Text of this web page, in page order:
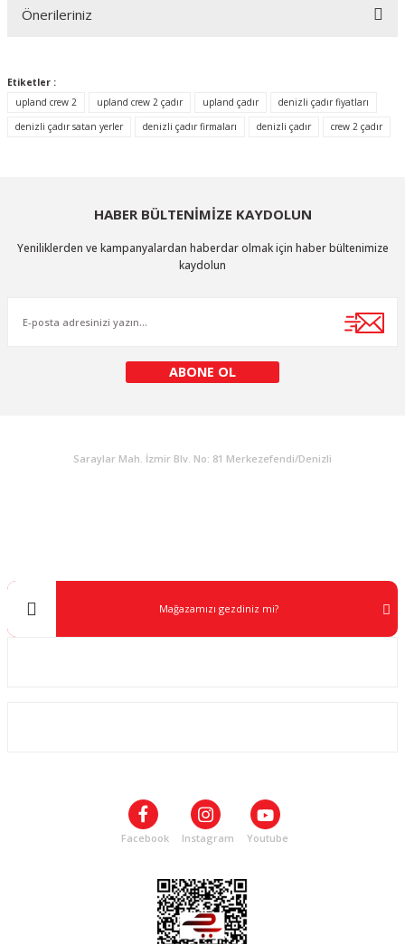
Önerileriniz
yetersiz gördüğünüz noktaları öneri formunu kullanarak tarafımıza
iletebilirsiniz.
Görüş ve önerileriniz için teşekkür ederiz.
Ürün bilgilerinde hatalar bulunuyor.
Ürün fiyatı diğer sitelerden daha pahalı.
Bu ürüne benzer farklı alternatifler olmalı.
Gönder
Etiketler :
upland crew 2
upland crew 2 çadır upland çadır
denizli çadır fiyatları
denizli çadır satan yerler
denizli çadır firmaları denizli çadır crew 2 çadır
HABER BÜLTENİMİZE KAYDOLUN
Yeniliklerden ve kampanyalardan haberdar olmak için haber bültenimize
kaydolun
ABONE OL
Saraylar Mah. İzmir Blv. No: 81 Merkezefendi/Denizli
Mağazamızı gezdiniz mi?
Facebook Instagram Youtube